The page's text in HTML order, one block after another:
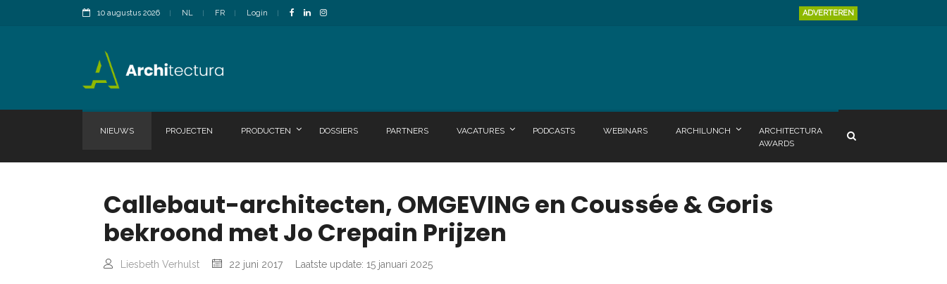
10 augustus 2026 NL FR Login ADVERTEREN
NIEUWS PROJECTEN PRODUCTEN DOSSIERS PARTNERS VACATURES PODCASTS WEBINARS ARCHILUNCH
ARCHITECTURA
AWARDS
Callebaut-architecten, OMGEVING en Coussée & Goris
bekroond met Jo Crepain Prijzen
Liesbeth Verhulst 22 juni 2017 Laatste update: 15 januari 2025